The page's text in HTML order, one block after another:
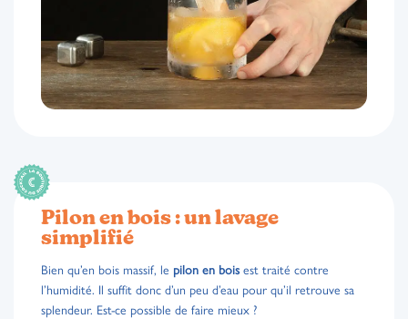
Pilon en bois : un lavage
simplifié
Bien qu’en bois massif, le pilon en bois est traité contre
l’humidité. Il suffit donc d’un peu d’eau pour qu’il retrouve sa
splendeur. Est-ce possible de faire mieux ?